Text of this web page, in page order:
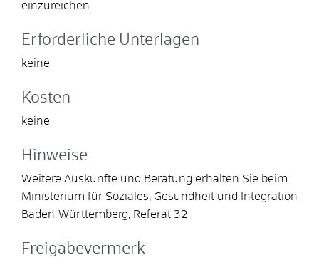
einzureichen.
Erforderliche Unterlagen
keine
Kosten
keine
Hinweise
Weitere Auskünfte und Beratung erhalten Sie beim
Ministerium für Soziales, Gesundheit und Integration
Baden-Württemberg, Referat 32
Freigabevermerk